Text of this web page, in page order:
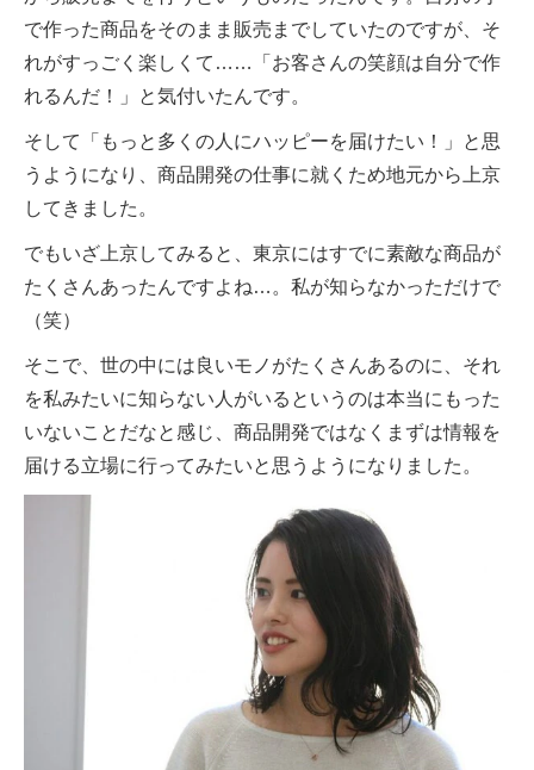
で作った商品をそのまま販売までしていたのですが、そ
れがすっごく楽しくて……「お客さんの笑顔は自分で作
れるんだ！」と気付いたんです。
そして「もっと多くの人にハッピーを届けたい！」と思
うようになり、商品開発の仕事に就くため地元から上京
してきました。
でもいざ上京してみると、東京にはすでに素敵な商品が
たくさんあったんですよね…。私が知らなかっただけで
（笑）
そこで、世の中には良いモノがたくさんあるのに、それ
を私みたいに知らない人がいるというのは本当にもった
いないことだなと感じ、商品開発ではなくまずは情報を
届ける立場に行ってみたいと思うようになりました。